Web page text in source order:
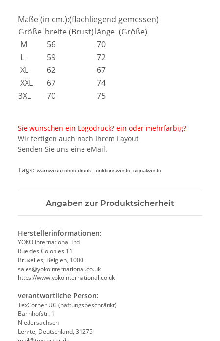
Maße (in cm.):(flachliegend gemessen)
Größe breite (Brust)länge (Größe)
M
56
70
L
59
72
XL
62
67
XXL
67
74
3XL
70 75
Sie wünschen ein Logodruck? ein oder mehrfarbig?
Wir fertigen auch nach Ihrem Layout
Senden Sie uns eine eMail.
Tags: warnweste ohne druck, funktionsweste, signalweste
Angaben zur Produktsicherheit
Herstellerinformationen:
YOKO International Ltd
Rue des Colonies 11
Bruxelles, Belgien, 1000
sales@yokointernational.co.uk
https://www.yokointernational.co.uk
verantwortliche Person:
TexCorner UG (haftungsbeschränkt)
Bahnhofstr. 1
Niedersachsen
Lehrte, Deutschland, 31275